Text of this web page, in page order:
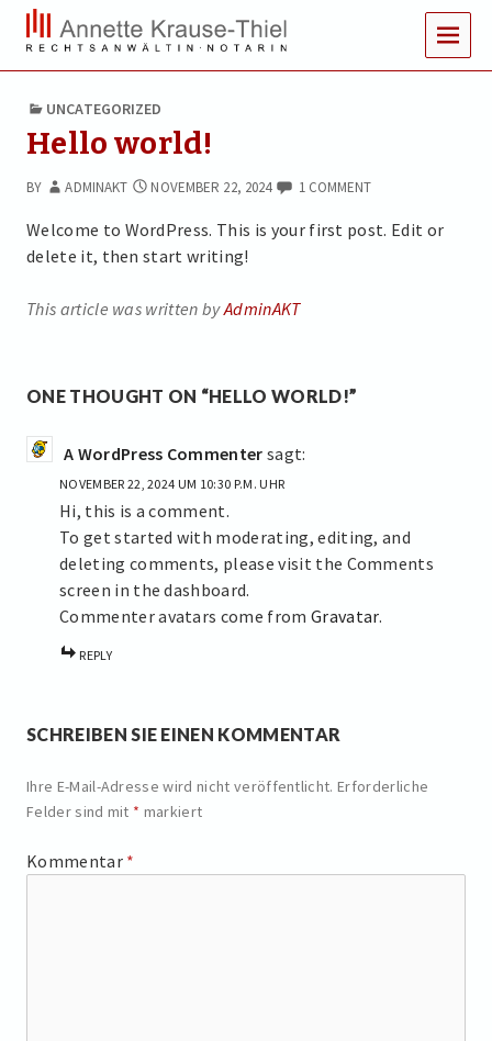
MENUS
UNCATEGORIZED
Hello world!
BY ADMINAKT NOVEMBER 22, 2024 1 COMMENT
Welcome to WordPress. This is your first post. Edit or
delete it, then start writing!
This article was written byAdminAKT
ONE THOUGHT ON “HELLO WORLD!”
A WordPress Commenter sagt:
NOVEMBER 22, 2024 UM 10:30 P.M. UHR
Hi, this is a comment.
To get started with moderating, editing, and
deleting comments, please visit the Comments
screen in the dashboard.
Commenter avatars come from Gravatar.
REPLY
SCHREIBEN SIE EINEN KOMMENTAR
Ihre E-Mail-Adresse wird nicht veröffentlicht. Erforderliche
Felder sind mit * markiert
Kommentar *